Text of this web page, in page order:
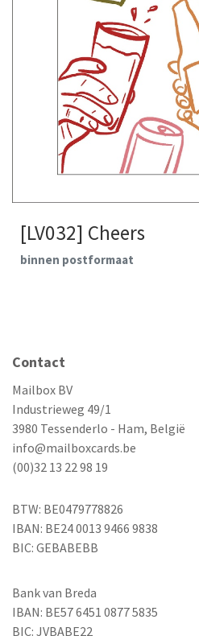
[LV032] Cheers
binnen postformaat
Contact
Mailbox BV
Industrieweg 49/1
3980 Tessenderlo - Ham, België
info@mailboxcards.be
(00)32 13 22 98 19
BTW: BE0479778826
IBAN: BE24 0013 9466 9838
BIC: GEBABEBB
Bank van Breda
IBAN: BE57 6451 0877 5835
BIC: JVBABE22